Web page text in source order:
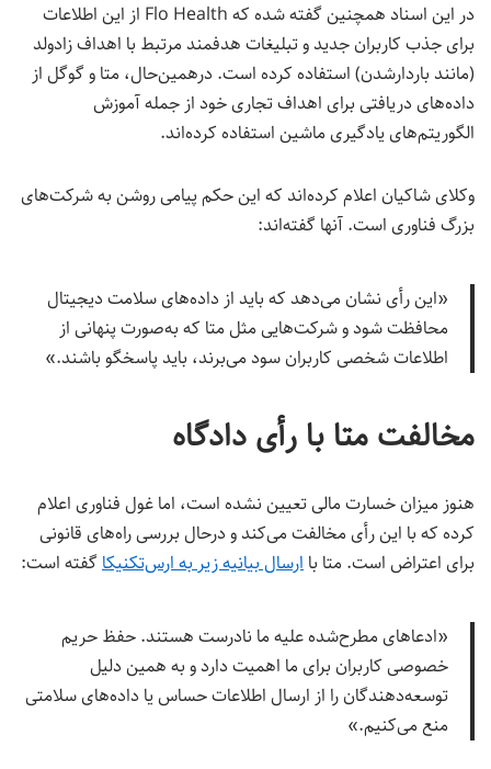
در این اسناد همچنین گفته شده که Flo Health از این اطلاعات
برای جذب کاربران جدید و تبلیغات هدفمند مرتبط با اهداف زادولد
(مانند باردارشدن) استفاده کرده است. در‌همین‌حال، متا و گوگل از
داده‌های دریافتی برای اهداف تجاری خود از جمله آموزش
الگوریتم‌های یادگیری ماشین استفاده کرده‌اند.
وکلای شاکیان اعلام کرده‌اند که این حکم پیامی روشن به شرکت‌های
بزرگ فناوری است. آنها گفته‌اند:
«این رأی نشان می‌دهد که باید از داده‌های سلامت دیجیتال
محافظت شود و شرکت‌هایی مثل متا که به‌صورت پنهانی از
اطلاعات شخصی کاربران سود می‌برند، باید پاسخگو باشند.»
مخالفت متا با رأی دادگاه
هنوز میزان خسارت مالی تعیین نشده است، اما غول فناوری اعلام
کرده که با این رأی مخالفت می‌کند و درحال بررسی راه‌های قانونی
برای اعتراض است. متا با ارسال بیانیه زیر به ارس‌تکنیکاگفته است:
«ادعاهای مطرح‌شده علیه ما نادرست هستند. حفظ حریم
خصوصی کاربران برای ما اهمیت دارد و به همین دلیل
توسعه‌دهندگان را از ارسال اطلاعات حساس یا داده‌های سلامتی
منع می‌کنیم.»